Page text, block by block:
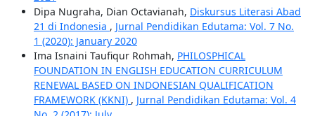
Dipa Nugraha, Dian Octavianah, Diskursus Literasi Abad
21 di Indonesia , Jurnal Pendidikan Edutama: Vol. 7 No.
1 (2020): January 2020
Ima Isnaini Taufiqur Rohmah, PHILOSPHICAL
FOUNDATION IN ENGLISH EDUCATION CURRICULUM
RENEWAL BASED ON INDONESIAN QUALIFICATION
FRAMEWORK (KKNI) , Jurnal Pendidikan Edutama: Vol. 4